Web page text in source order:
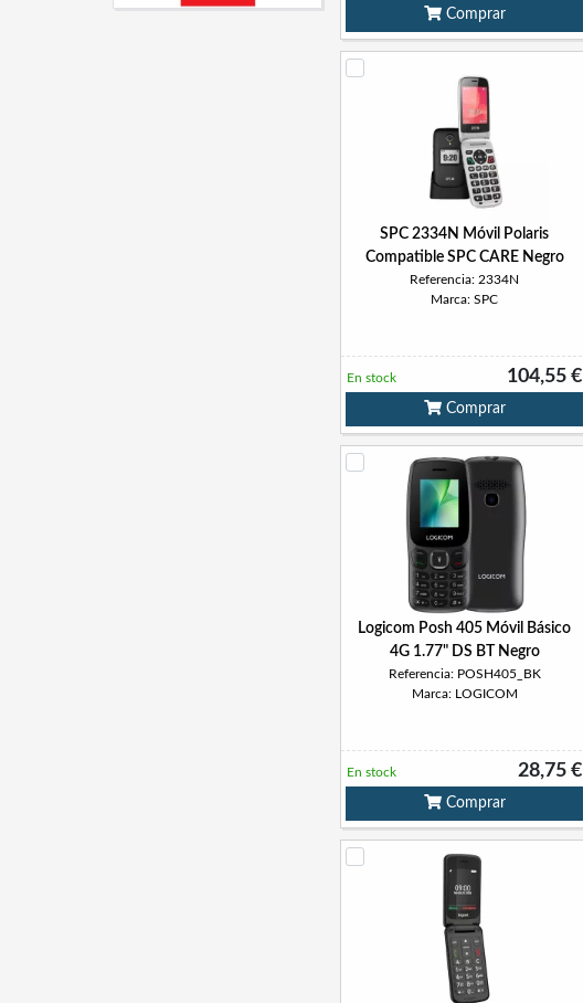
Comprar
SPC 2334N Móvil Polaris
Compatible SPC CARE Negro
Referencia: 2334N
Marca: SPC
104,55 €
En stock
Comprar
Logicom Posh 405 Móvil Básico
4G 1.77" DS BT Negro
Referencia: POSH405_BK
Marca: LOGICOM
28,75 €
En stock
Comprar